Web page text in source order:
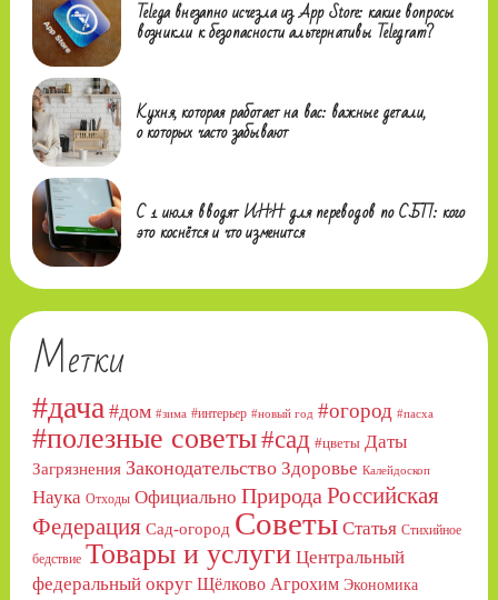
Telega внезапно исчезла из App Store: какие вопросы
возникли к безопасности альтернативы Telegram?
Кухня, которая работает на вас: важные детали,
о которых часто забывают
С 1 июля вводят ИНН для переводов по СБП: кого
это коснётся и что изменится
Метки
#дача #дом #зима #интерьер #новый год #огород #пасха
#полезные советы#сад #цветы Даты
Загрязнения Законодательство Здоровье Калейдоскоп
Наука Отходы Официально Природа Российская
Федерация Сад-огород Советы Статья Стихийное
бедствие Товары и услуги Центральный
федеральный округ Щёлково Агрохим Экономика